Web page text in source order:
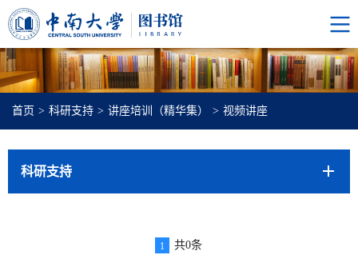
首页 > 科研支持 > 讲座培训（精华集） > 视频讲座
科研支持
1 共0条